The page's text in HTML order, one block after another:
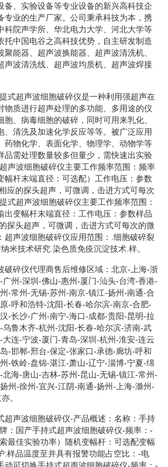
备、实验设备等专业设备的新兴高科技企
专业的生产厂家。公司秉承科技为本，携
科院声学所、华北电力大学、河北大学等
托中国电谷之高科技优势，自主研发制造
能器、超声波换能器、超声波清洗机、
声波清洗线、超声波均质机、超声波焊接
式超声波细胞破碎仪是一种利用强超声在
物质进行超声处理的多功能、多用途的仪
、病毒细胞的破碎，同时可用来乳化、
、清洗及加速化学反应等等。被广泛应用
药物化学、表面化学、物理学、动物学等
品需处理数量较多但量少，需快速出实验
声波细胞破碎仪主要工作频率范围：频率
幅杆末端直径：可选配）工作电压：参数
应的探头超声，可微调，击进方式可每次
式超声波细胞破碎仪主要工作频率范围：
出变幅杆末端直径：工作电压：参数样品
探头超声，可微调，击进方式可每次的微
超声波细胞破碎仪应用范围：.细胞破碎裂
米技术研究.染色质免疫沉淀技术.样。
破碎仪代理商售后维修区域：北京-上海-浙
州-深圳-佛山-惠州-厦门-汕头-台湾-香港-
-常州-无锡-苏州-南京-镇江-扬州-南通-合
-呼和浩特-沈阳-长春-哈尔滨-南京-合肥-
-长沙-广州-南宁-海口-成都-贵阳-昆明-拉
鲁木齐-杭州-沈阳-长春-哈尔滨-济南-武
连-宁波-厦门-青岛-深圳-杭州-淮安-连云
-邯郸-邢台-保定-张家口-承德-廊坊-呼和
-铁岭-盘锦-湛江-萧山-辽宁-淄博-宁夏-绵
海-唐山-吉林-苏州-昆山-无锡-镇江-常州-
州-徐州-宜兴-江阴-南通-扬州-上海-滁州-
。
超声波细胞破碎仪-产品概述：名称：手持
：国产手持式超声波细胞破碎仪-频率：-
最佳实验功率）随机变幅杆：可选配变幅
:样品温度至并具有报警功能占空比：-电